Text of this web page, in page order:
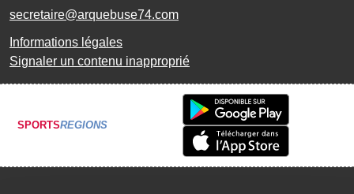
secretaire@arquebuse74.com
Informations légales
Signaler un contenu inapproprié
SPORTSREGIONS